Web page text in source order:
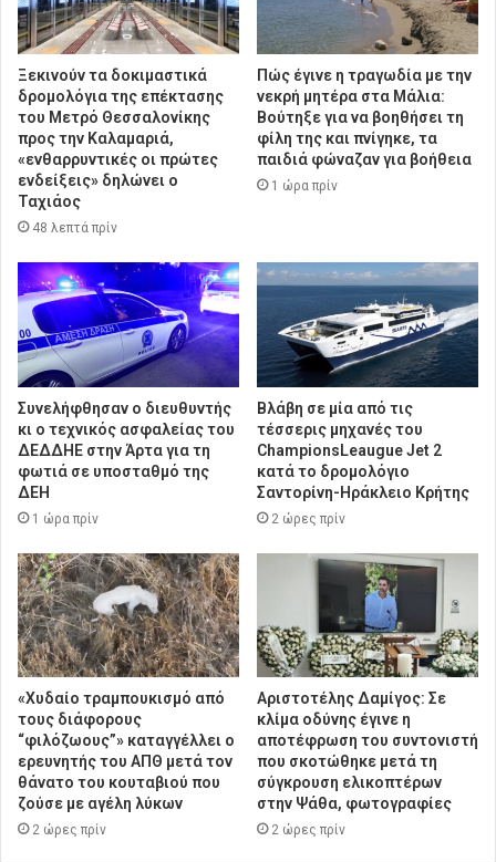
Ξεκινούν τα δοκιμαστικά
δρομολόγια της επέκτασης
του Μετρό Θεσσαλονίκης
προς την Καλαμαριά,
«ενθαρρυντικές οι πρώτες
ενδείξεις» δηλώνει ο
Ταχιάος
48 λεπτά πρίν
Πώς έγινε η τραγωδία με την
νεκρή μητέρα στα Μάλια:
Βούτηξε για να βοηθήσει τη
φίλη της και πνίγηκε, τα
παιδιά φώναζαν για βοήθεια
1 ώρα πρίν
Συνελήφθησαν ο διευθυντής
κι ο τεχνικός ασφαλείας του
ΔΕΔΔΗΕ στην Άρτα για τη
φωτιά σε υποσταθμό της
ΔΕΗ
1 ώρα πρίν
Βλάβη σε μία από τις
τέσσερις μηχανές του
ChampionsLeaugue Jet 2
κατά το δρομολόγιο
Σαντορίνη-Ηράκλειο Κρήτης
2 ώρες πρίν
«Χυδαίο τραμπουκισμό από
τους διάφορους
“φιλόζωους”» καταγγέλλει ο
ερευνητής του ΑΠΘ μετά τον
θάνατο του κουταβιού που
ζούσε με αγέλη λύκων
2 ώρες πρίν
Αριστοτέλης Δαμίγος: Σε
κλίμα οδύνης έγινε η
αποτέφρωση του συντονιστή
που σκοτώθηκε μετά τη
σύγκρουση ελικοπτέρων
στην Ψάθα, φωτογραφίες
2 ώρες πρίν